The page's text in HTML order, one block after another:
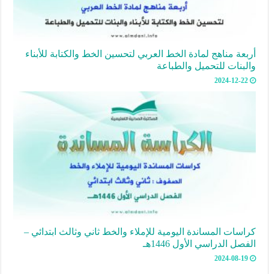
أربعة مناهج لمادة الخط العربي لتحسين الخط والكتابة للأبناء
والبنات للتحميل والطباعة
2024-12-22
كراسات المساندة اليومية للإملاء والخط ثاني وثالث ابتدائي –
الفصل الدراسي الأول 1446هـ
2024-08-19